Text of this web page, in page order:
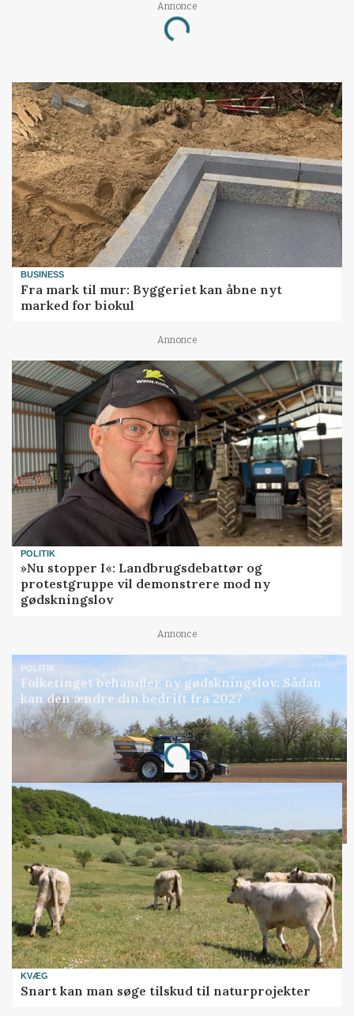
Annonce
Loading...
BUSINESS
Fra mark til mur: Byggeriet kan åbne nyt
marked for biokul
Annonce
POLITIK
»Nu stopper I«: Landbrugsdebattør og
protestgruppe vil demonstrere mod ny
gødskningslov
Annonce
POLITIK
Folketinget behandler ny gødskningslov: Sådan
kan den ændre din bedrift fra 2027
Annonce
Loading...
KVÆG
Snart kan man søge tilskud til naturprojekter